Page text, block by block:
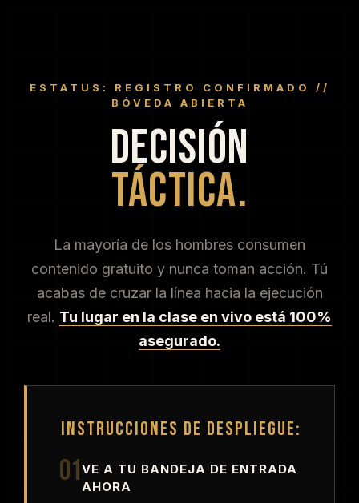
ESTATUS: REGISTRO CONFIRMADO //
BÓVEDA ABIERTA
DECISIÓN
TÁCTICA.
La mayoría de los hombres consumen
contenido gratuito y nunca toman acción. Tú
acabas de cruzar la línea hacia la ejecución
real. Tu lugar en la clase en vivo está 100%
asegurado.
INSTRUCCIONES DE DESPLIEGUE:
01VE A TU BANDEJA DE ENTRADA
AHORA